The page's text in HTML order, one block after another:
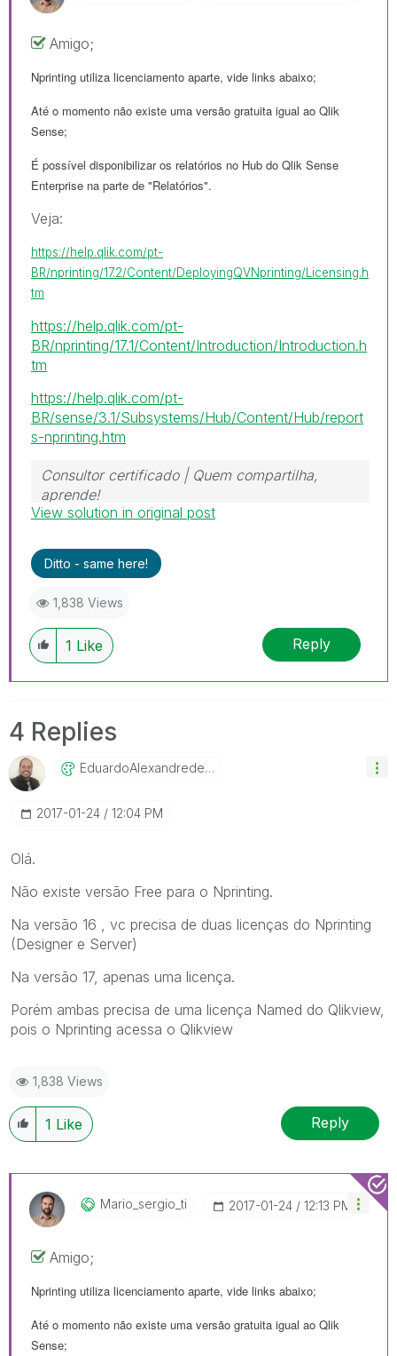
Amigo;
Nprinting utiliza licenciamento aparte, vide links abaixo;
Até o momento não existe uma versão gratuita igual ao Qlik
Sense;
É possível disponibilizar os relatórios no Hub do Qlik Sense
Enterprise na parte de "Relatórios".
Veja:
https://help.qlik.com/pt-
BR/nprinting/17.2/Content/DeployingQVNprinting/Licensing.h
tm
https://help.qlik.com/pt-
BR/nprinting/17.1/Content/Introduction/Introduction.h
tm
https://help.qlik.com/pt-
BR/sense/3.1/Subsystems/Hub/Content/Hub/report
s-nprinting.htm
Consultor certificado | Quem compartilha,
aprende!
https://www.linkedin.com/in/mariosergioti
View solution in original post
Ditto - same here!
1,838 Views
1 Like Reply
4 Replies
EduardoAlexandrEdeFrancisco
‎2017-01-24 12:04 PM
Olá.
Não existe versão Free para o Nprinting.
Na versão 16 , vc precisa de duas licenças do Nprinting
(Designer e Server)
Na versão 17, apenas uma licença.
Porém ambas precisa de uma licença Named do Qlikview,
pois o Nprinting acessa o Qlikview
1,838 Views
1 Like Reply
Mario_sergio_ti ‎2017-01-24 12:13 PM
Amigo;
Nprinting utiliza licenciamento aparte, vide links abaixo;
Até o momento não existe uma versão gratuita igual ao Qlik
Sense;